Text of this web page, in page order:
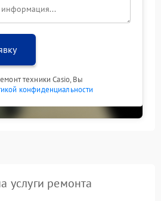
техники Casio, Вы
конфиденциальности
услуги ремонта